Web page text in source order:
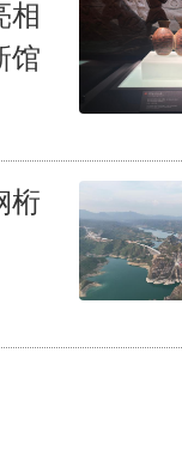
相
馆
桁